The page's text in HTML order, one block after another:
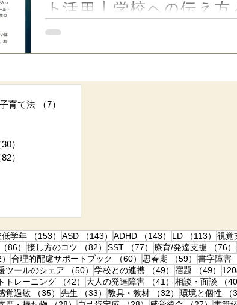
ト活用｜学校への伝え方
す。しかし、「学校でこんな風に使わせてほしい
すが、発達障害・LDのある子が合理的配慮をお願
育て法
（7）
30）
82）
記事
学年 （153） 153件の記事
ASD （143） 143件の記事
ADHD （143） 143件の記事
LD （113） 113
視覚
（86） 86件の記事
接し方のコツ （82） 82件の記事
SST （77） 77件の記事
療育/発達支援 （76）
62件の記事
合理的配慮サポートブック （60） 60件の記事
思春期 （59） 59件の記事
書字障害
の記事
ツールのシェア （50） 50件の記事
学校との連携 （49） 49件の記事
宿題 （49） 49
トレーニング （42） 42件の記事
大人の発達障害 （41） 41件の記事
相談・面談 （
件の記事
覚過敏 （35） 35件の記事
先生 （33） 33件の記事
教具・教材 （32） 32件の記事
環境と個性 （